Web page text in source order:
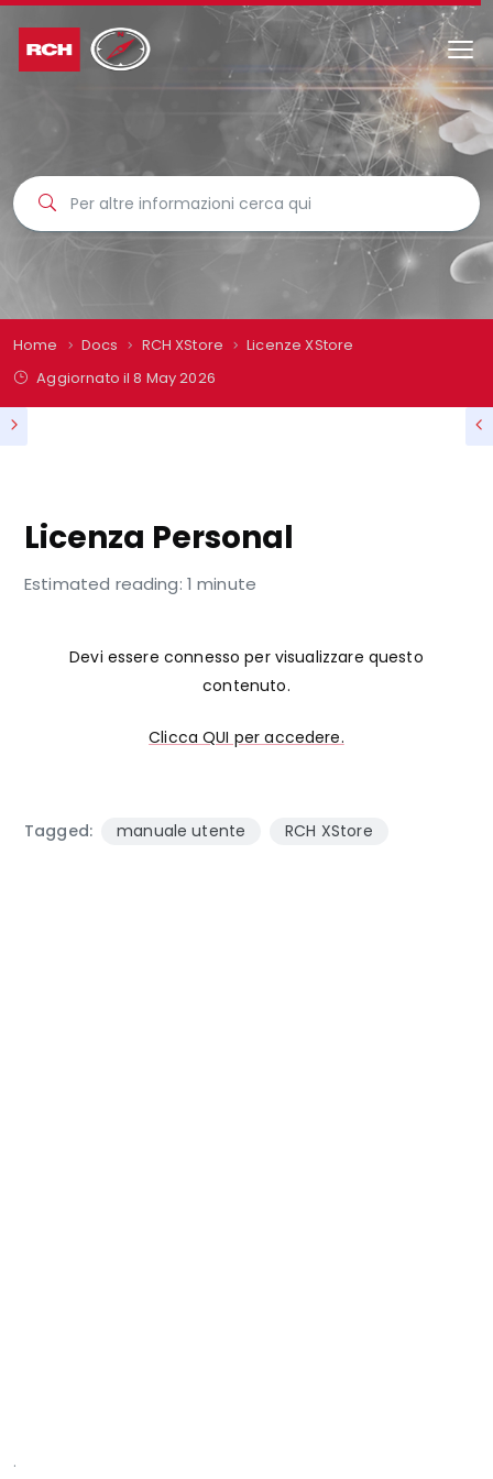
Home Docs RCH XStore
Licenze XStore
Aggiornato il8 May 2026
Licenza Personal
Estimated reading: 1 minute
Devi essere connesso per visualizzare questo
contenuto.
Clicca QUI per accedere.
Tagged: manuale utente RCH XStore
.